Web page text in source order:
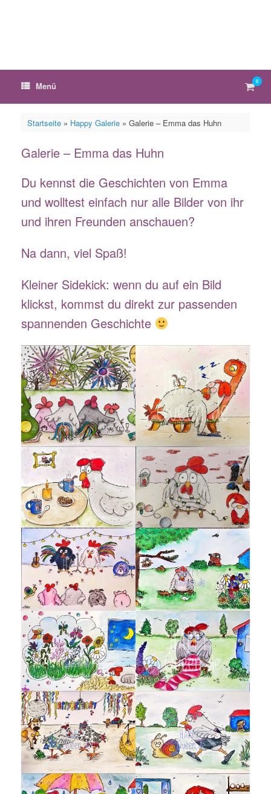
Menü 0
Startseite» Happy Galerie» Galerie – Emma das Huhn
Galerie – Emma das Huhn
Du kennst die Geschichten von Emma
und wolltest einfach nur alle Bilder von ihr
und ihren Freunden anschauen?
Na dann, viel Spaß!
Kleiner Sidekick: wenn du auf ein Bild
klickst, kommst du direkt zur passenden
spannenden Geschichte